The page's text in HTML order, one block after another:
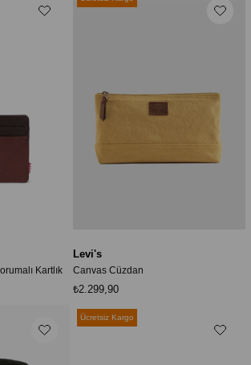
Kartlık
Levi's
Canvas Cüzdan
₺2.299,90
Ücretsiz Kargo